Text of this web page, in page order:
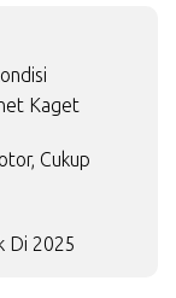
Kaget
Cukup
Di 2025